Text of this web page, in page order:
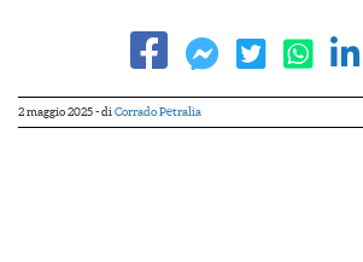
2 maggio 2025- di Corrado Petralia